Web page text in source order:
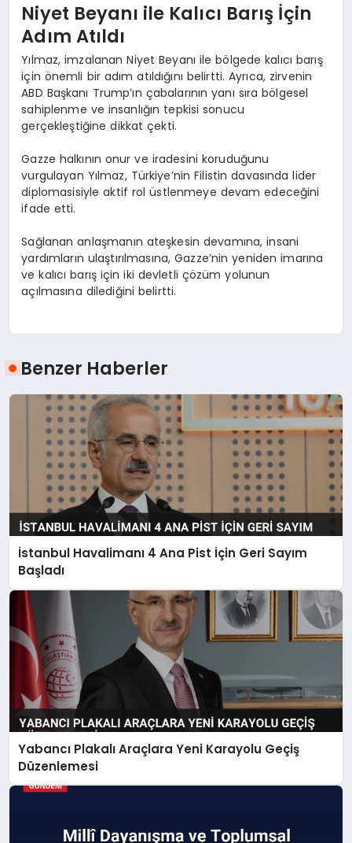
Niyet Beyanı ile Kalıcı Barış İçin
Adım Atıldı
Yılmaz, imzalanan Niyet Beyanı ile bölgede kalıcı barış
için önemli bir adım atıldığını belirtti. Ayrıca, zirvenin
ABD Başkanı Trump’ın çabalarının yanı sıra bölgesel
sahiplenme ve insanlığın tepkisi sonucu
gerçekleştiğine dikkat çekti.
Gazze halkının onur ve iradesini koruduğunu
vurgulayan Yılmaz, Türkiye’nin Filistin davasında lider
diplomasisiyle aktif rol üstlenmeye devam edeceğini
ifade etti.
Sağlanan anlaşmanın ateşkesin devamına, insani
yardımların ulaştırılmasına, Gazze’nin yeniden imarına
ve kalıcı barış için iki devletli çözüm yolunun
açılmasına dilediğini belirtti.
Benzer Haberler
İstanbul Havalimanı 4 Ana Pist İçin Geri Sayım
Başladı
Yabancı Plakalı Araçlara Yeni Karayolu Geçiş
Düzenlemesi